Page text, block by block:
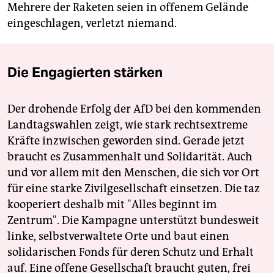
Mehrere der Raketen seien in offenem Gelände
eingeschlagen, verletzt niemand.
Die Engagierten stärken
Der drohende Erfolg der AfD bei den kommenden
Landtagswahlen zeigt, wie stark rechtsextreme
Kräfte inzwischen geworden sind. Gerade jetzt
braucht es Zusammenhalt und Solidarität. Auch
und vor allem mit den Menschen, die sich vor Ort
für eine starke Zivilgesellschaft einsetzen. Die taz
kooperiert deshalb mit "Alles beginnt im
Zentrum". Die Kampagne unterstützt bundesweit
linke, selbstverwaltete Orte und baut einen
solidarischen Fonds für deren Schutz und Erhalt
auf. Eine offene Gesellschaft braucht guten, frei